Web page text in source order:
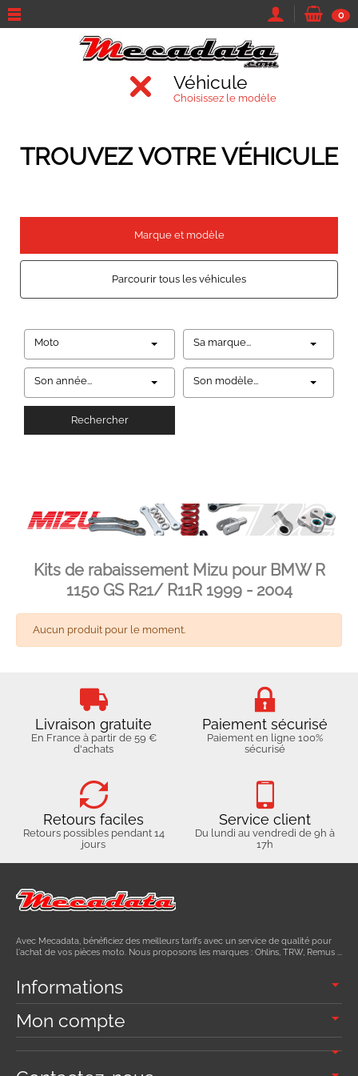
0
Véhicule
Choisissez le modèle
TROUVEZ VOTRE VÉHICULE
Marque et modèle
Parcourir tous les véhicules
Moto Sa marque...
Son année... Son modèle...
Rechercher
Kits de rabaissement Mizu pour BMW R
1150 GS R21/ R11R 1999 - 2004
Aucun produit pour le moment.
Livraison gratuite
En France à partir de 59 €
d'achats
Paiement sécurisé
Paiement en ligne 100%
sécurisé
Retours faciles
Retours possibles pendant 14
jours
Service client
Du lundi au vendredi de 9h à
17h
Avec Mecadata, bénéficiez des meilleurs tarifs avec un service de qualité pour
l'achat de vos pièces moto. Nous proposons les marques : Ohlins, TRW, Remus ...
Informations
Mon compte